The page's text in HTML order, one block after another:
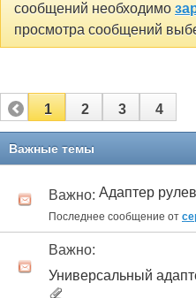
сообщений необходимо
просмотра сообщений
1 2 3 4
Важные темы
Важно: Адаптер
Последнее сообщение от
Важно:
Универсальный